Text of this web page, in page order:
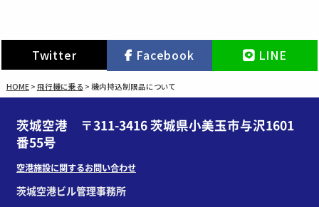
Twitter Facebook LINE
HOME> 飛行機に乗る > 機内持込制限品について
茨城空港 〒311-3416 茨城県小美玉市与沢1601
番55号
空港施設に関するお問い合わせ
茨城空港ビル管理事務所